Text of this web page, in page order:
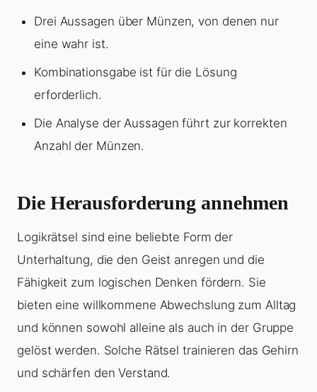
Drei Aussagen über Münzen, von denen nur
eine wahr ist.
Kombinationsgabe ist für die Lösung
erforderlich.
Die Analyse der Aussagen führt zur korrekten
Anzahl der Münzen.
Die Herausforderung annehmen
Logikrätsel sind eine beliebte Form der
Unterhaltung, die den Geist anregen und die
Fähigkeit zum logischen Denken fördern. Sie
bieten eine willkommene Abwechslung zum Alltag
und können sowohl alleine als auch in der Gruppe
gelöst werden. Solche Rätsel trainieren das Gehirn
und schärfen den Verstand.